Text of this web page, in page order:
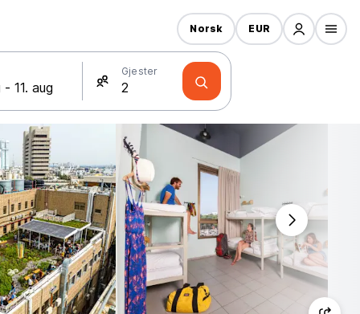
Gjester
Norsk EUR